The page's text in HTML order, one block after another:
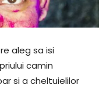
aleg sa isi
camin
si a cheltuielilor